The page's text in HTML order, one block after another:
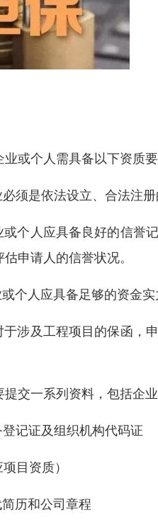
或个人需具备以下资质要
须是依法设立、合法注册
个人应具备良好的信誉
申请人的信誉状况。
个人应具备足够的资金
涉及工程项目的保函，
交一系列资料，包括企
记证及组织机构代码证
目资质）
历和公司章程